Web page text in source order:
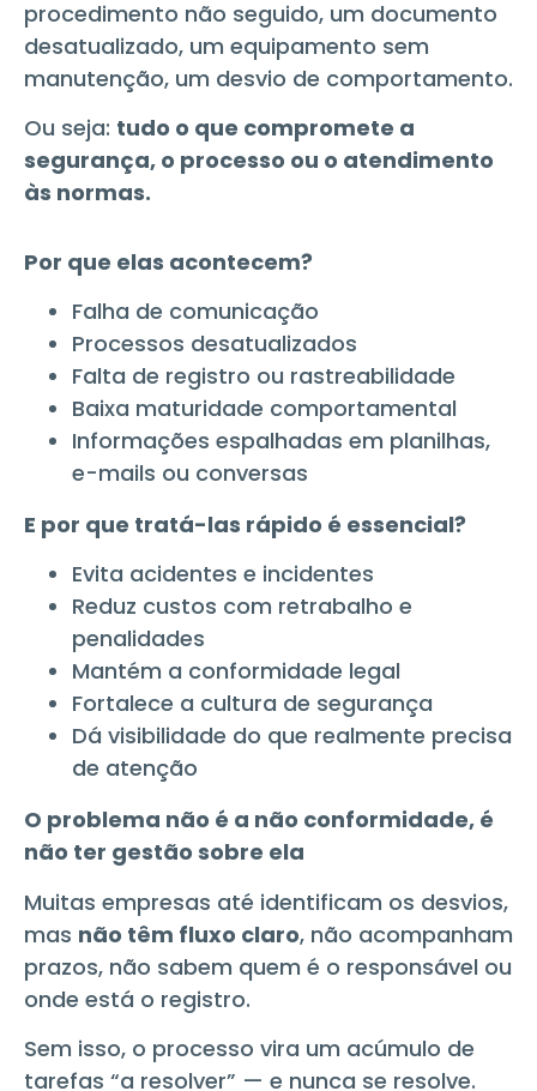
procedimento não seguido, um documento
desatualizado, um equipamento sem
manutenção, um desvio de comportamento.
Ou seja: tudo o que compromete a
segurança, o processo ou o atendimento
às normas.
Por que elas acontecem?
Falha de comunicação
Processos desatualizados
Falta de registro ou rastreabilidade
Baixa maturidade comportamental
Informações espalhadas em planilhas,
e-mails ou conversas
E por que tratá-las rápido é essencial?
Evita acidentes e incidentes
Reduz custos com retrabalho e
penalidades
Mantém a conformidade legal
Fortalece a cultura de segurança
Dá visibilidade do que realmente precisa
de atenção
O problema não é a não conformidade, é
não ter gestão sobre ela
Muitas empresas até identificam os desvios,
mas não têm fluxo claro, não acompanham
prazos, não sabem quem é o responsável ou
onde está o registro.
Sem isso, o processo vira um acúmulo de
tarefas “a resolver” — e nunca se resolve.